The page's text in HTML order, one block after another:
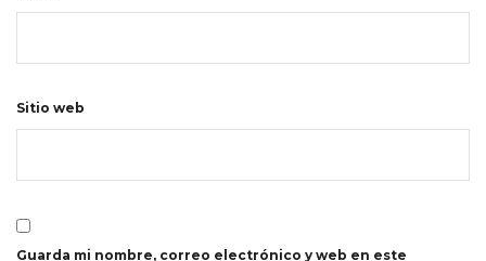
Sitio web
Guarda mi nombre, correo electrónico y web en este